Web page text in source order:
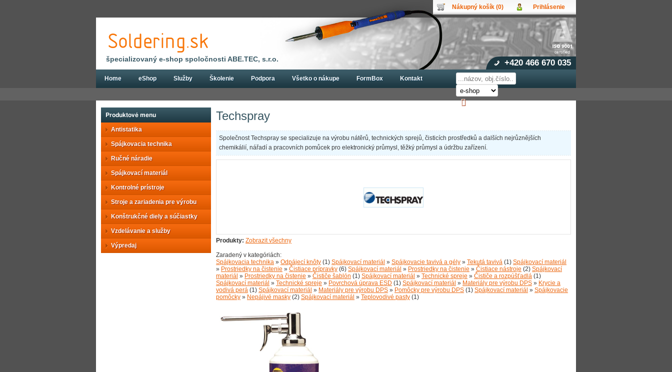
Techspray
Společnost Techspray se specializuje na výrobu nátěrů, technických sprejů, čisticích prostředků a dalších nejrůznějších
chemikálií, nářadí a pracovních pomůcek pro elektronický průmysl, těžký průmysl a údržbu zařízení.
Produkty: Zobrazit všechny
Zaradený v kategóriách:
Spájkovacia technika » Odpájecí knôty (1) Spájkovací materiál » Spájkovacie tavivá a gély » Tekutá tavivá (1) Spájkovací materiál
» Prostriedky na čistenie » Čistiace prípravky (6) Spájkovací materiál » Prostriedky na čistenie » Čistiace nástroje (2) Spájkovací
materiál » Prostriedky na čistenie » Čističe šablón (1) Spájkovací materiál » Technické spreje » Čističe a rozpúšťadlá (1)
Spájkovací materiál » Technické spreje » Povrchová úprava ESD (1) Spájkovací materiál » Materiály pre výrobu DPS » Krycie a
vodivá perá (1) Spájkovací materiál » Materiály pre výrobu DPS » Pomôcky pre výrobu DPS (1) Spájkovací materiál » Spájkovacie
pomôcky » Nepájivé masky (2) Spájkovací materiál » Teplovodivé pasty (1)
Produktové menu
Antistatika
Spájkovacia technika
Ručné náradie
Spájkovací materiál
Kontrolné prístroje
Stroje a zariadenia pre výrobu
Konštrukčné diely a súčiastky
Vzdelávanie a služby
Výpredaj
špecializovaný e-shop spoločnosti ABE.TEC, s.r.o. +420 466 670 035
Nákupný košík (0)
Nákupný košík je prázdny!
Obsah košíka
Počet produktov:
0
Cena celkom:
0,00 EUR
Prihlásenie
Užívateľ:
Heslo:
Přihlásit
Zabudli ste heslo?
Nová registrace
Home eShop Služby Školenie Podpora Všetko o nákupe FormBox Kontakt